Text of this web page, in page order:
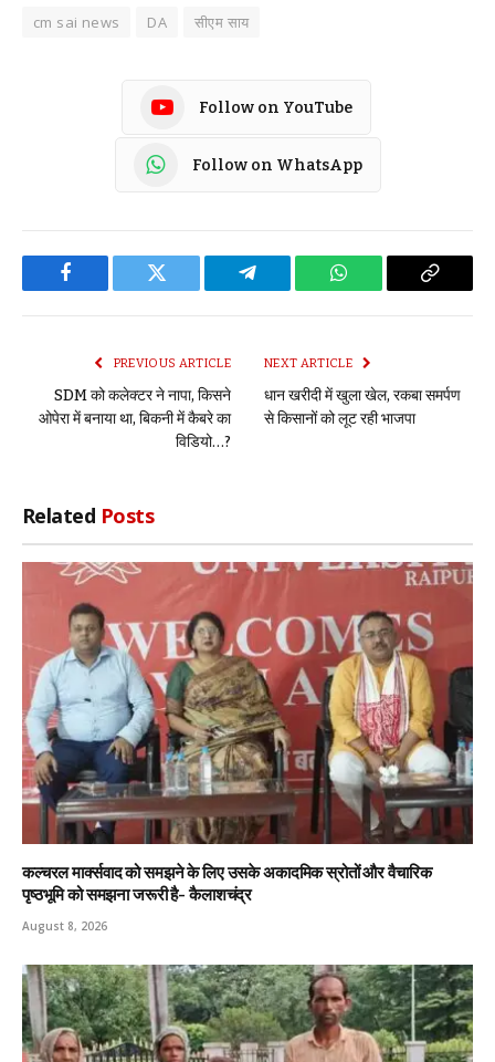
cm sai news DA सीएम साय
Follow on YouTube
Follow on WhatsApp
Facebook Twitter Telegram WhatsApp Copy
PREVIOUS ARTICLE
SDM को कलेक्टर ने नापा, किसने
ओपेरा में बनाया था, बिकनी में कैबरे का
विडियो…?
NEXT ARTICLE
धान खरीदी में खुला खेल, रकबा समर्पण
से किसानों को लूट रही भाजपा
Related Posts
कल्चरल मार्क्सवाद को समझने के लिए उसके अकादमिक स्रोतों और वैचारिक
पृष्ठभूमि को समझना जरूरी है- कैलाशचंद्र
August 8, 2026